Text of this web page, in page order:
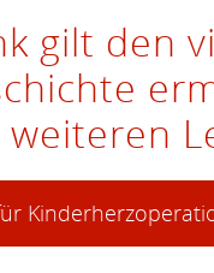
gilt den